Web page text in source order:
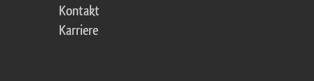
Kontakt
Karriere